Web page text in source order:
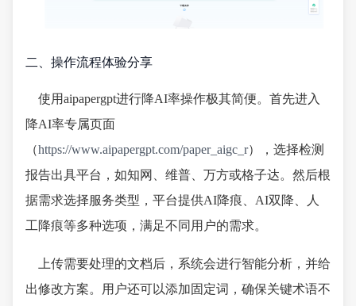
二、操作流程体验分享
使用aipapergpt进行降AI率操作极其简便。首先进入
降AI率专属页面
（https://www.aipapergpt.com/paper_aigc_r），选择检测
报告出具平台，如知网、维普、万方或格子达。然后根
据需求选择服务类型，平台提供AI降痕、AI双降、人
工降痕等多种选项，满足不同用户的需求。
上传需要处理的文档后，系统会进行智能分析，并给
出修改方案。用户还可以添加固定词，确保关键术语不